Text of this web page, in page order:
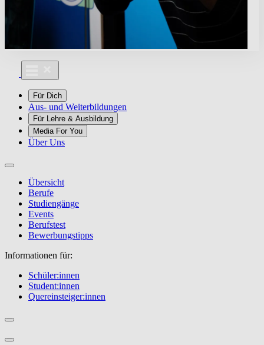
Für Dich
Aus- und Weiterbildungen
Für Lehre & Ausbildung
Media For You
Über Uns
Übersicht
Berufe
Studiengänge
Events
Berufstest
Bewerbungstipps
Informationen für:
Schüler:innen
Student:innen
Quereinsteiger:innen